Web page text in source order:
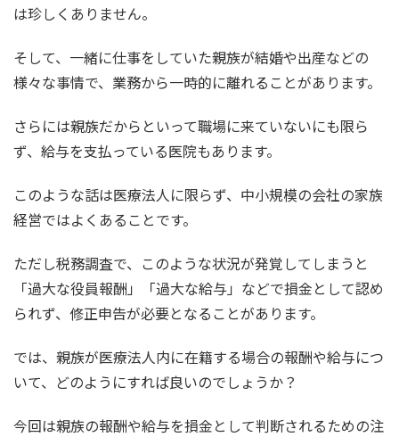
は珍しくありません。
そして、一緒に仕事をしていた親族が結婚や出産などの
様々な事情で、業務から一時的に離れることがあります。
さらには親族だからといって職場に来ていないにも限ら
ず、給与を支払っている医院もあります。
このような話は医療法人に限らず、中小規模の会社の家族
経営ではよくあることです。
ただし税務調査で、このような状況が発覚してしまうと
「過大な役員報酬」「過大な給与」などで損金として認め
られず、修正申告が必要となることがあります。
では、親族が医療法人内に在籍する場合の報酬や給与につ
いて、どのようにすれば良いのでしょうか？
今回は親族の報酬や給与を損金として判断されるための注